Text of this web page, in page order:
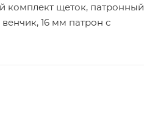
комплект щеток, патронный
16 мм патрон с